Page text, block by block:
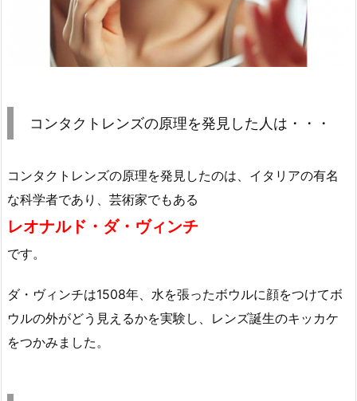
コンタクトレンズの原理を発見した人は・・・
コンタクトレンズの原理を発見したのは、イタリアの有名
な科学者であり、芸術家でもある
レオナルド・ダ・ヴィンチ
です。
ダ・ヴィンチは1508年、水を張ったボウルに顔をつけてボ
ウルの外がどう見えるかを実験し、レンズ誕生のキッカケ
をつかみました。